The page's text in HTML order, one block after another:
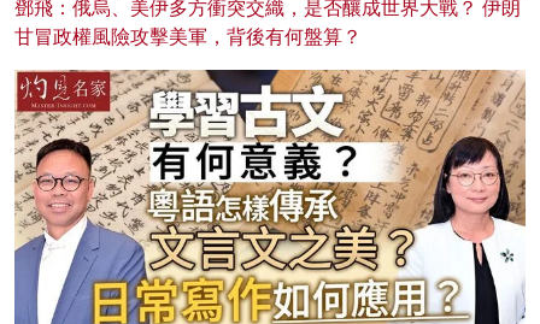
鄧飛：俄烏、美伊多方衝突交織，是否釀成世界大戰？ 伊朗
甘冒政權風險攻擊美軍，背後有何盤算？